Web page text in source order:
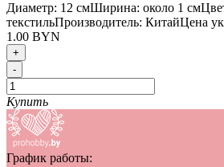
Диаметр: 12 смШирина: около 1
текстильПроизводитель: КитайЦена
1.00 BYN
+
-
Купить
График работы: